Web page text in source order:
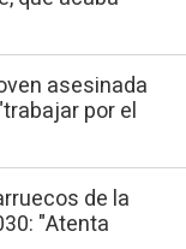
asesinada
por el
de la
"Atenta